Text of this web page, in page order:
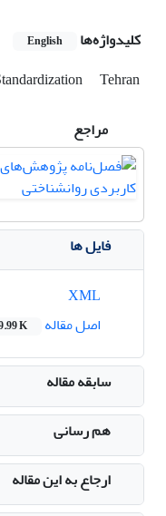
کلیدواژه‌ها
English
Tehran
مراجع
فایل ها
اصل مقاله
K
سابقه مقاله
هم رسانی
ارجاع به این مقاله